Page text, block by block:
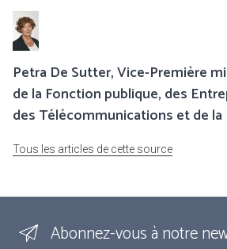
Petra De Sutter, Vice-Première
de la Fonction publique, des
des Télécommunications et de
Tous les articles de cette source
Abonnez-vous à notre